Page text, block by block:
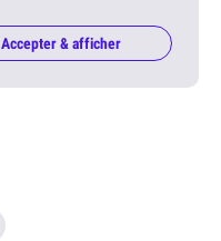
Accepter & afficher